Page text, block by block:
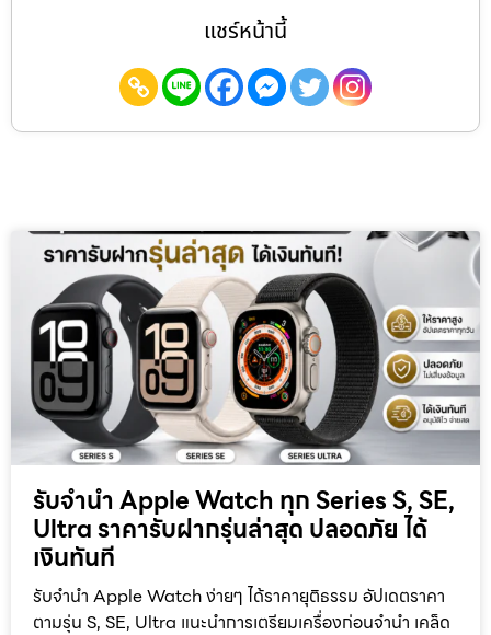
แชร์หน้านี้
รับจำนำ Apple Watch ทุก Series S, SE,
Ultra ราคารับฝากรุ่นล่าสุด ปลอดภัย ได้
เงินทันที
รับจำนำ Apple Watch ง่ายๆ ได้ราคายุติธรรม อัปเดตราคา
ตามรุ่น S, SE, Ultra แนะนำการเตรียมเครื่องก่อนจำนำ เคล็ด